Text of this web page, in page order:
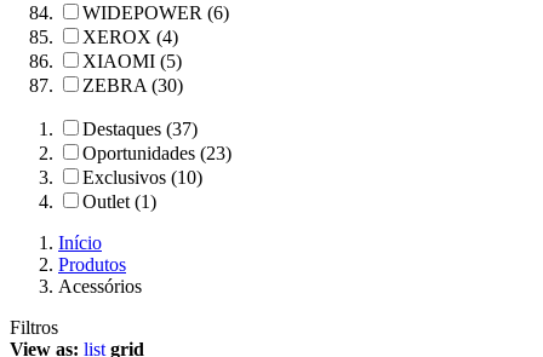
WIDEPOWER (6)
XEROX (4)
XIAOMI (5)
ZEBRA (30)
Destaques (37)
Oportunidades (23)
Exclusivos (10)
Outlet (1)
Início
Produtos
Acessórios
Filtros
View as: list grid